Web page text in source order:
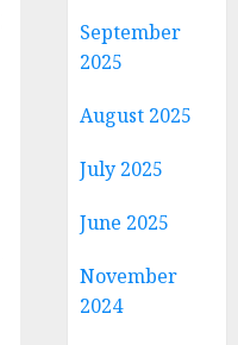
September
2025
August 2025
July 2025
June 2025
November
2024